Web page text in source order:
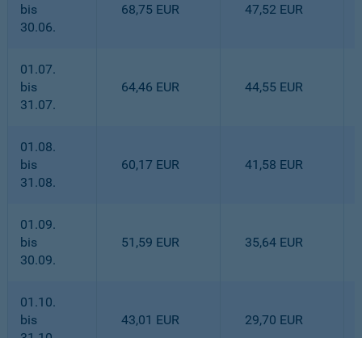
bis
30.06.
68,75 EUR 47,52 EUR
01.07.
bis
31.07.
64,46 EUR 44,55 EUR
01.08.
bis
31.08.
60,17 EUR 41,58 EUR
01.09.
bis
30.09.
51,59 EUR 35,64 EUR
01.10.
bis
43,01 EUR 29,70 EUR